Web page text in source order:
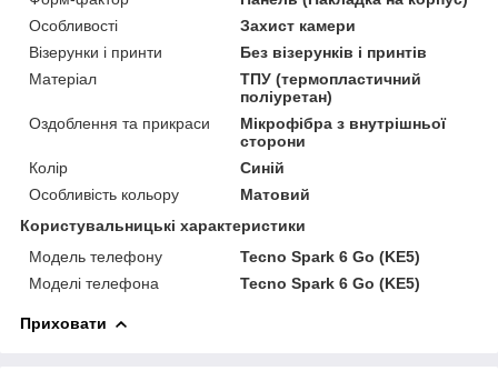
Особливості
Захист камери
Візерунки і принти
Без візерунків і принтів
Матеріал
ТПУ (термопластичний
поліуретан)
Оздоблення та прикраси
Мікрофібра з внутрішньої
сторони
Колір
Синій
Особливість кольору
Матовий
Користувальницькі характеристики
Модель телефону
Tecno Spark 6 Go (KE5)
Моделі телефона
Tecno Spark 6 Go (KE5)
Приховати